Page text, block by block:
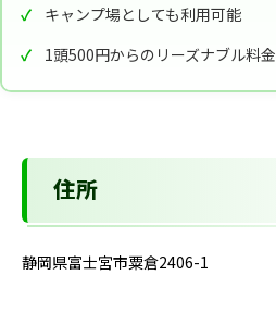
キャンプ場としても利用可能
1頭500円からのリーズナブル料金
住所
静岡県富士宮市粟倉2406-1